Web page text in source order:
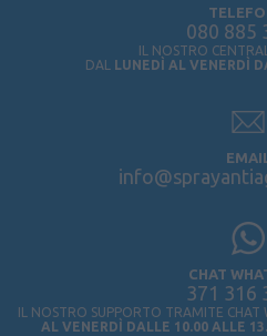
080 885
IL NOSTRO
DAL LUNEDÌ AL VENERDÌ
CHAT
371 316
IL NOSTRO SUPPORTO TRAMITE CHAT
AL VENERDÌ DALLE 10.00 ALLE